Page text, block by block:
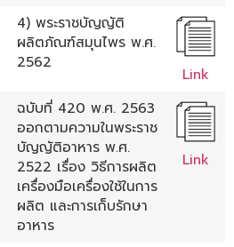
4) พระราชบัญญัติ
ผลิตภัณฑ์สมุนไพร พ.ศ.
2562
Link
ฉบับที่ 420 พ.ศ. 2563
ออกตามความในพระราช
บัญญัติอาหาร พ.ศ.
2522 เรื่อง วิธีการผลิต
เครื่องมือเครื่องใช้ในการ
ผลิต และการเก็บรักษา
อาหาร
Link